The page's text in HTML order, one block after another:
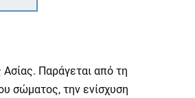
Ασίας. Παράγεται από τη
σώματος, την ενίσχυση